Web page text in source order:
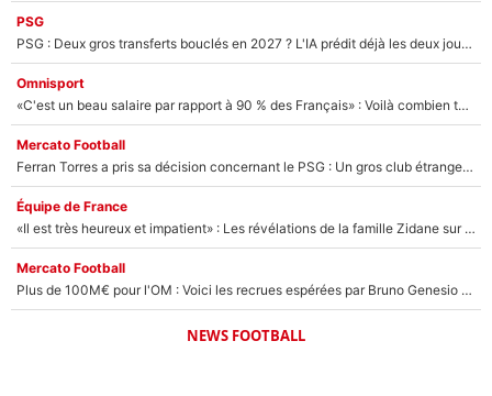
PSG
PSG : Deux gros transferts bouclés en 2027 ? L'IA prédit déjà les deux joueurs qui pourraient rejoindre Luis Enrique !
Omnisport
«C'est un beau salaire par rapport à 90 % des Français» : Voilà combien touchait Nelson Monfort sur France Télévisions avant de rejoindre CNews
Mercato Football
Ferran Torres a pris sa décision concernant le PSG : Un gros club étranger prêt à relancer le feuilleton pour la signature du champion du monde 2026 !
Équipe de France
«Il est très heureux et impatient» : Les révélations de la famille Zidane sur sa prise de pouvoir en équipe de France !
Mercato Football
Plus de 100M€ pour l'OM : Voici les recrues espérées par Bruno Genesio et Grégory Lorenzi après l’opération dégraissage
NEWS FOOTBALL